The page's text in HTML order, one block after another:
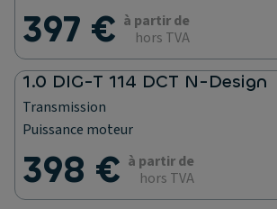
397 € à partir de
hors TVA
1.0 DIG-T 114 DCT N-Design
Transmission
Puissance moteur
398 € à partir de
hors TVA